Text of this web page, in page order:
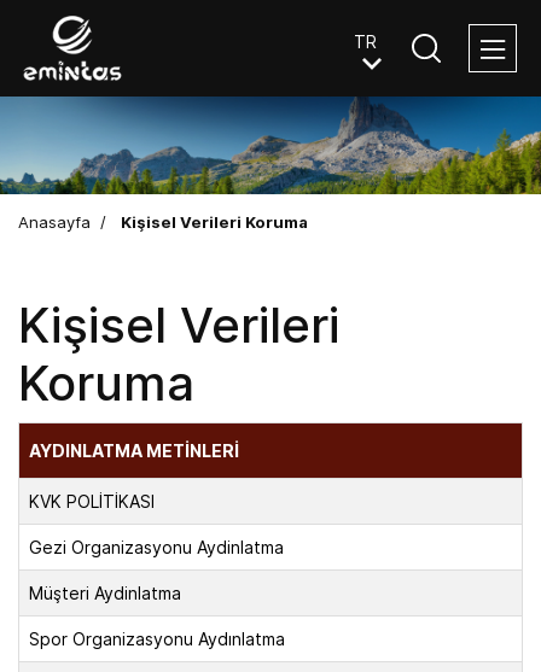
Anasayfa / Kişisel Verileri Koruma
Kişisel Verileri
Koruma
AYDINLATMA METİNLERİ
KVK POLİTİKASI
Gezi Organizasyonu Aydinlatma
Müşteri Aydinlatma
Spor Organizasyonu Aydınlatma